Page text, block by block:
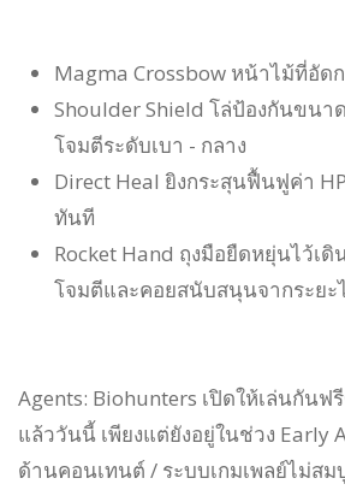
Magma Crossbow หน้าไม้ที่อัด
Shoulder Shield โล่ป้องกันขนา
โจมตีระดับเบา - กลาง
Direct Heal ยิงกระสุนฟื้นฟูค่า
ทันที
Rocket Hand ถุงมือยืดหยุ่นไว้เดิ
โจมตีและคอยสนับสนุนจากระยะ
Agents: Biohunters เปิดให้เล่นกันฟ
แล้ววันนี้ เพียงแต่ยังอยู่ในช่วง Early
ด้านคอนเทนต์ / ระบบเกมเพลย์ไม่ส